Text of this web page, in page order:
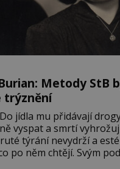
Metody StB
trýznění
jídla mu přidávají
vyspat a smrtí
týrání nevydrží a
po něm chtějí. Svým